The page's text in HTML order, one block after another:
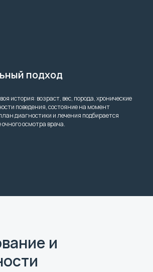
подход
история: возраст, вес, порода, хронические
поведения, состояние на момент
диагностики и лечения подбирается
осмотра врача.
и